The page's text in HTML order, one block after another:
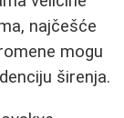
najčešće
mogu
širenja.